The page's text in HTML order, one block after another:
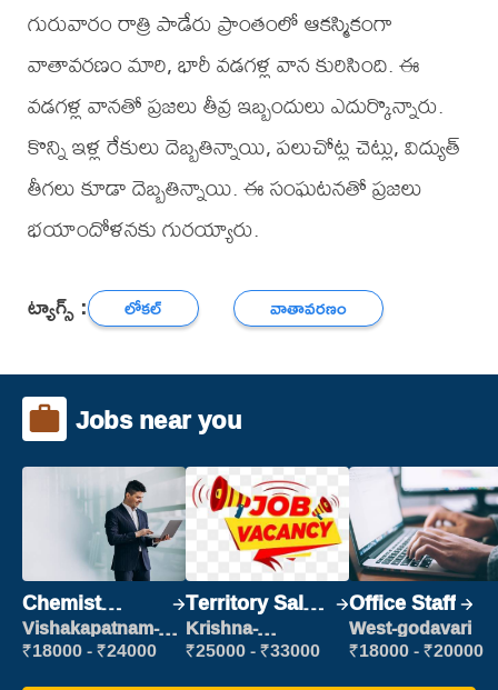
గురువారం రాత్రి పాడేరు ప్రాంతంలో ఆకస్మికంగా
వాతావరణం మారి, భారీ వడగళ్ల వాన కురిసింది. ఈ
వడగళ్ల వానతో ప్రజలు తీవ్ర ఇబ్బందులు ఎదుర్కొన్నారు.
కొన్ని ఇళ్ల రేకులు దెబ్బతిన్నాయి, పలుచోట్ల చెట్లు, విద్యుత్
తీగలు కూడా దెబ్బతిన్నాయి. ఈ సంఘటనతో ప్రజలు
భయాందోళనకు గురయ్యారు.
ట్యాగ్స్ : లోకల్ వాతావరణం
Jobs near you
Chemist
Production
Executive
Vishakapatnam-
new
₹18000 - ₹24000
Territory Sales
Manager
Krishna-
vijayawada
₹25000 - ₹33000
Office Staff
West-godavari
₹18000 - ₹20000